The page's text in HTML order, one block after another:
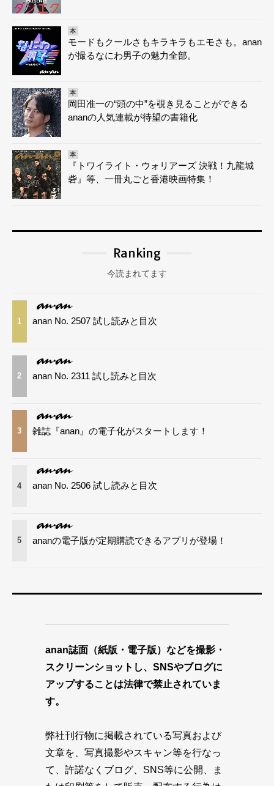
本
モードもクールさもキラキラもエモさも。anan
が撮るなにわ男子の魅力全部。
本
岡田准一の“頭の中”を覗き見ることができる
ananの人気連載が待望の書籍化
本
『トワイライト・ウォリアーズ 決戦！九龍城
砦』等、一冊丸ごと香港映画特集！
Ranking
今読まれてます
1 anan No. 2507 試し読みと目次
2 anan No. 2311 試し読みと目次
3 雑誌『anan』の電子化がスタートします！
4 anan No. 2506 試し読みと目次
5 ananの電子版が定期購読できるアプリが登場！
anan誌面（紙版・電子版）などを撮影・
スクリーンショットし、SNSやブログに
アップすることは法律で禁止されていま
す。
弊社刊行物に掲載されている写真および
文章を、写真撮影やスキャン等を行なっ
て、許諾なくブログ、SNS等に公開、ま